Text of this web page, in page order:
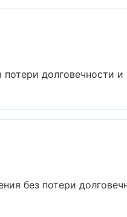
долговечности и
без потери